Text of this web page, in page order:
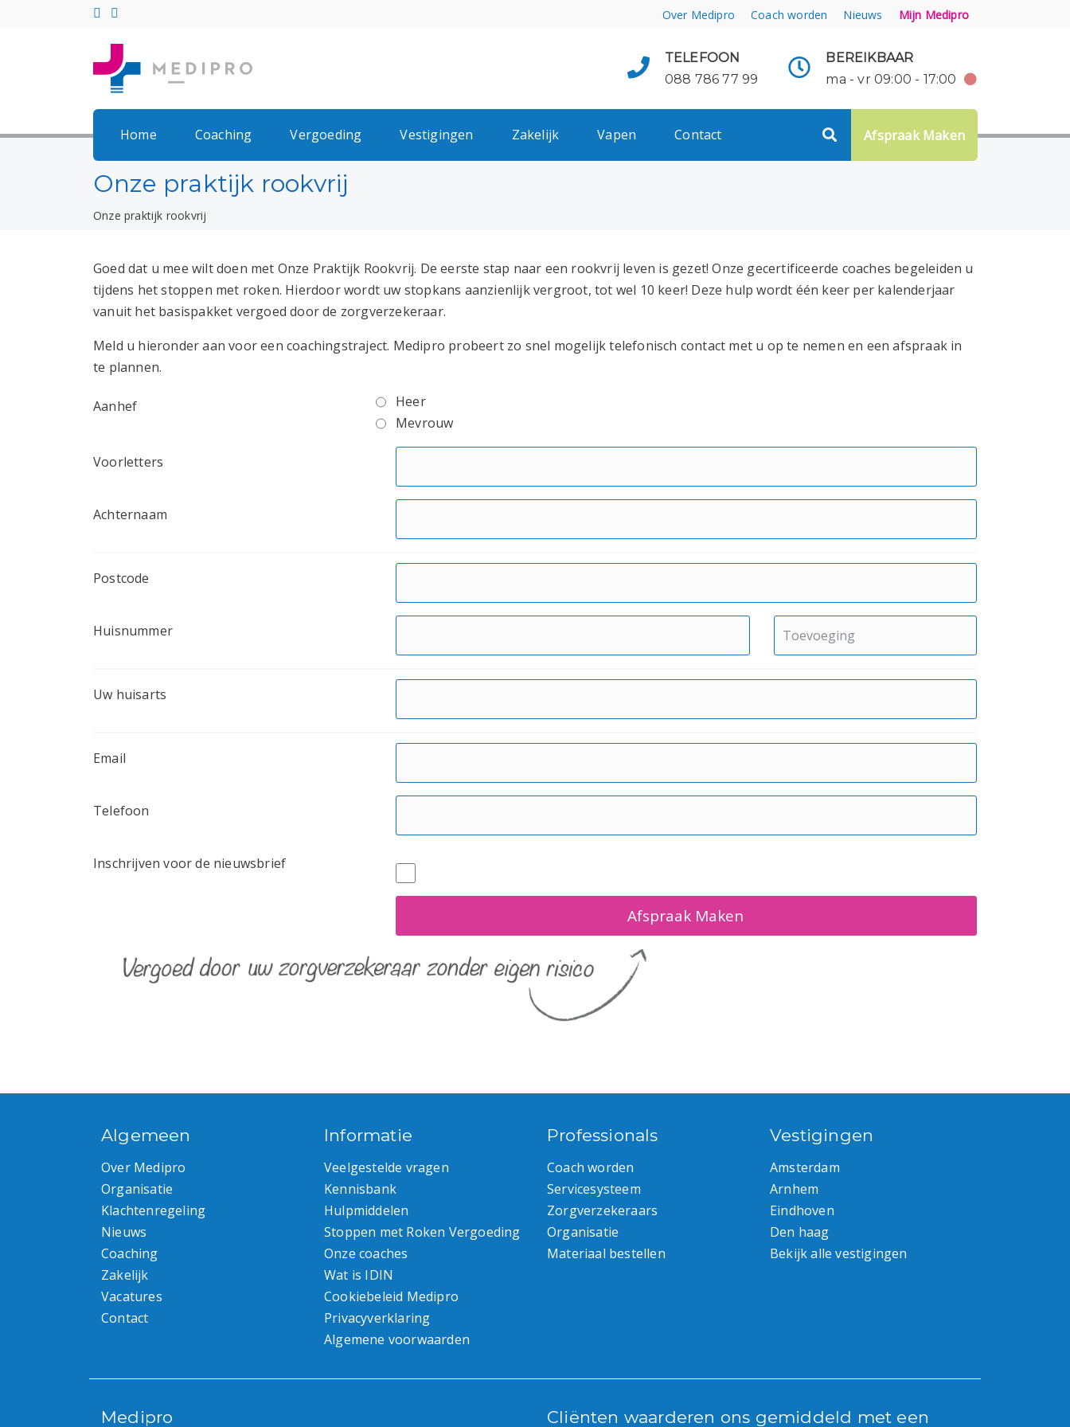
Over Medipro Coach worden Nieuws Mijn Medipro
TELEFOON
088 786 77 99
BEREIKBAAR
ma - vr 09:00 - 17:00
Home Coaching Vergoeding Vestigingen Zakelijk Vapen Contact Afspraak Maken
Onze praktijk rookvrij
Onze praktijk rookvrij
Goed dat u mee wilt doen met Onze Praktijk Rookvrij. De eerste stap naar een rookvrij leven is gezet! Onze gecertificeerde coaches begeleiden u
tijdens het stoppen met roken. Hierdoor wordt uw stopkans aanzienlijk vergroot, tot wel 10 keer! Deze hulp wordt één keer per kalenderjaar
vanuit het basispakket vergoed door de zorgverzekeraar.
Meld u hieronder aan voor een coachingstraject. Medipro probeert zo snel mogelijk telefonisch contact met u op te nemen en een afspraak in
te plannen.
Aanhef
Heer
Mevrouw
Voorletters
Achternaam
Postcode
Huisnummer
Uw huisarts
Email
Telefoon
Inschrijven voor de nieuwsbrief
Algemeen
Over Medipro
Organisatie
Klachtenregeling
Nieuws
Coaching
Zakelijk
Vacatures
Contact
Informatie
Veelgestelde vragen
Kennisbank
Hulpmiddelen
Stoppen met Roken Vergoeding
Onze coaches
Wat is IDIN
Cookiebeleid Medipro
Privacyverklaring
Algemene voorwaarden
Professionals
Coach worden
Servicesysteem
Zorgverzekeraars
Organisatie
Materiaal bestellen
Vestigingen
Amsterdam
Arnhem
Eindhoven
Den haag
Bekijk alle vestigingen
Medipro Cliënten waarderen ons gemiddeld met een